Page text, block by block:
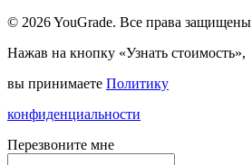
© 2026 YouGrade. Все права защищены
Нажав на кнопку «Узнать стоимость»,
вы принимаете Политику
конфиденциальности
Перезвоните мне